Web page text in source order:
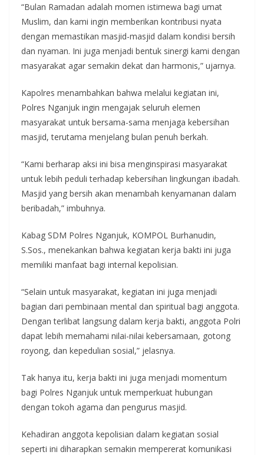
“Bulan Ramadan adalah momen istimewa bagi umat
Muslim, dan kami ingin memberikan kontribusi nyata
dengan memastikan masjid-masjid dalam kondisi bersih
dan nyaman. Ini juga menjadi bentuk sinergi kami dengan
masyarakat agar semakin dekat dan harmonis,” ujarnya.
Kapolres menambahkan bahwa melalui kegiatan ini,
Polres Nganjuk ingin mengajak seluruh elemen
masyarakat untuk bersama-sama menjaga kebersihan
masjid, terutama menjelang bulan penuh berkah.
“Kami berharap aksi ini bisa menginspirasi masyarakat
untuk lebih peduli terhadap kebersihan lingkungan ibadah.
Masjid yang bersih akan menambah kenyamanan dalam
beribadah,” imbuhnya.
Kabag SDM Polres Nganjuk, KOMPOL Burhanudin,
S.Sos., menekankan bahwa kegiatan kerja bakti ini juga
memiliki manfaat bagi internal kepolisian.
“Selain untuk masyarakat, kegiatan ini juga menjadi
bagian dari pembinaan mental dan spiritual bagi anggota.
Dengan terlibat langsung dalam kerja bakti, anggota Polri
dapat lebih memahami nilai-nilai kebersamaan, gotong
royong, dan kepedulian sosial,” jelasnya.
Tak hanya itu, kerja bakti ini juga menjadi momentum
bagi Polres Nganjuk untuk memperkuat hubungan
dengan tokoh agama dan pengurus masjid.
Kehadiran anggota kepolisian dalam kegiatan sosial
seperti ini diharapkan semakin mempererat komunikasi